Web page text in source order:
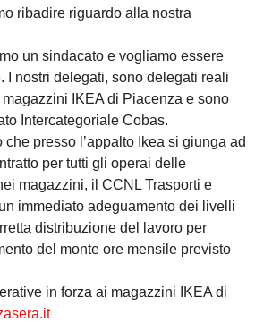
ribadire riguardo alla nostra
un sindacato e vogliamo essere
I nostri delegati, sono delegati reali
IKEA di Piacenza e sono
Intercategoriale Cobas.
che presso l’appalto Ikea si giunga ad
per tutti gli operai delle
magazzini, il CCNL Trasporti e
immediato adeguamento dei livelli
distribuzione del lavoro per
del monte ore mensile previsto
in forza ai magazzini IKEA di